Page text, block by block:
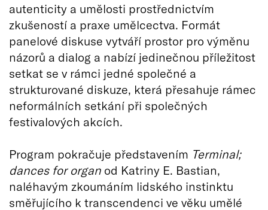
autenticity a umělosti prostřednictvím
zkušeností a praxe umělcectva. Formát
panelové diskuse vytváří prostor pro výměnu
názorů a dialog a nabízí jedinečnou příležitost
setkat se v rámci jedné společné a
strukturované diskuze, která přesahuje rámec
neformálních setkání při společných
festivalových akcích.
Program pokračuje představením Terminal;
dances for organ od Katriny E. Bastian,
naléhavým zkoumáním lidského instinktu
směřujícího k transcendenci ve věku umělé